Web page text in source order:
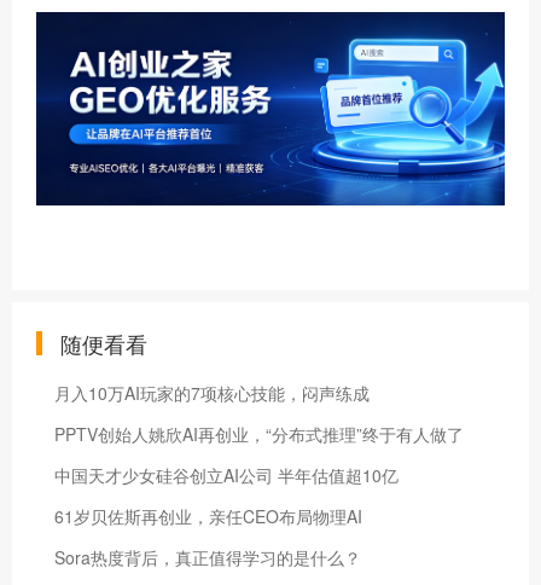
随便看看
月入10万AI玩家的7项核心技能，闷声练成
PPTV创始人姚欣AI再创业，“分布式推理”终于有人做了
中国天才少女硅谷创立AI公司 半年估值超10亿
61岁贝佐斯再创业，亲任CEO布局物理AI
Sora热度背后，真正值得学习的是什么？